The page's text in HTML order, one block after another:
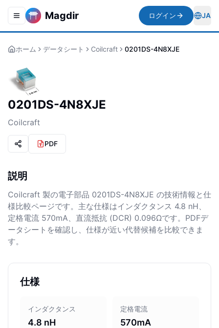
Toggle navigation menu
Magdir ログイン JA
ホーム データシート Coilcraft 0201DS-4N8XJE
0201DS-4N8XJE
Coilcraft
PDF
説明
Coilcraft 製の電子部品 0201DS-4N8XJE の技術情報と仕
様比較ページです。主な仕様はインダクタンス 4.8 nH、
定格電流 570mA、直流抵抗 (DCR) 0.096Ωです。PDFデ
ータシートを確認し、仕様が近い代替候補を比較できま
す。
仕様
インダクタンス
4.8 nH
定格電流
570mA